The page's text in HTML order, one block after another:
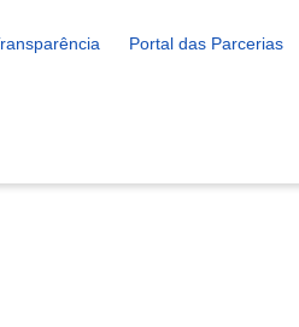
Portal das Parcerias